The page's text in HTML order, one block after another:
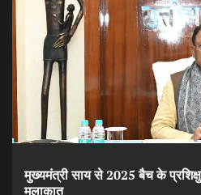
मुख्यमंत्री साय से 2025 बैच के
मुलाकात